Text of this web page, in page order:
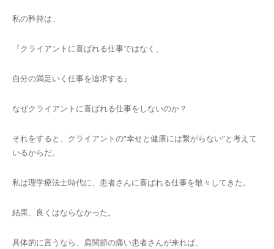
私の矜持は、
『クライアントに喜ばれる仕事ではなく、
自分の満足いく仕事を追求する』
なぜクライアントに喜ばれる仕事をしないのか？
それをすると、クライアントの“幸せと健康には繋がらない”と考えて
いるからだ。
私は理学療法士時代に、患者さんに喜ばれる仕事を散々してきた。
結果、良くはならなかった。
具体的に言うなら、肩関節の痛い患者さんが来れば、